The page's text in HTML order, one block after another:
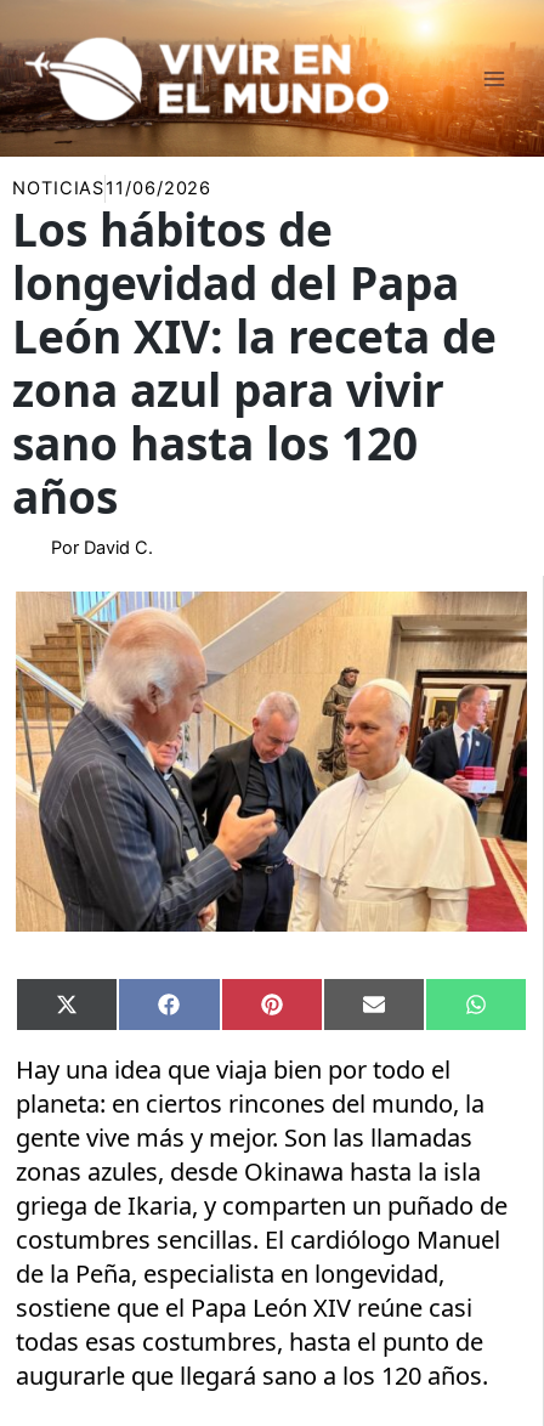
al
contenido
NOTICIAS11/06/2026
Los hábitos de
longevidad del Papa
León XIV: la receta de
zona azul para vivir
sano hasta los 120
años
Por David C.
Compartir
en
X
(Twitter)
Compartir
en
Facebook Compartir
en
Pinterest Compartir
en
Email
en
Hay una idea que viaja bien por todo el
planeta: en ciertos rincones del mundo, la
gente vive más y mejor. Son las llamadas
zonas azules, desde Okinawa hasta la isla
griega de Ikaria, y comparten un puñado de
costumbres sencillas. El cardiólogo Manuel
de la Peña, especialista en longevidad,
sostiene que el Papa León XIV reúne casi
todas esas costumbres, hasta el punto de
augurarle que llegará sano a los 120 años.